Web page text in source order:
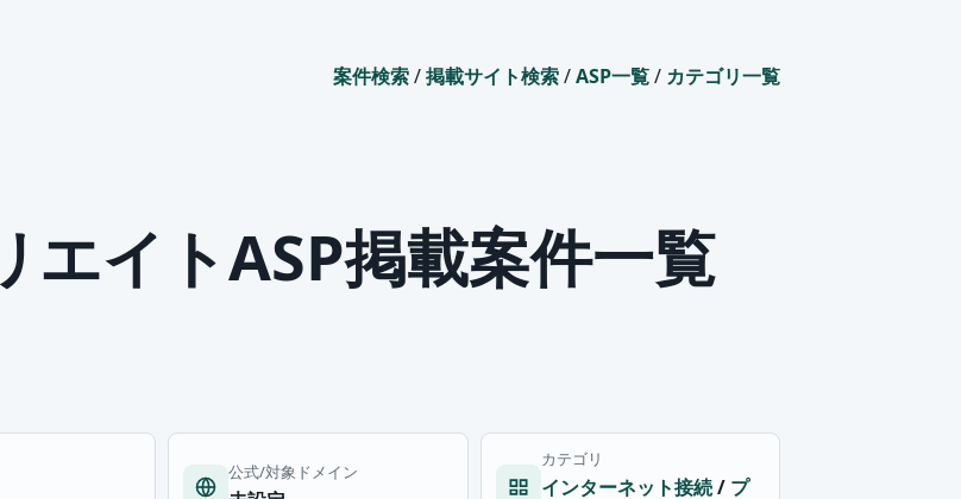
案件検索/掲載サイト検索/ASP一覧/ カテゴリ一覧
エイトASP掲載案件一覧
公式/対象ドメイン
カテゴリ
インターネット接続 / プ